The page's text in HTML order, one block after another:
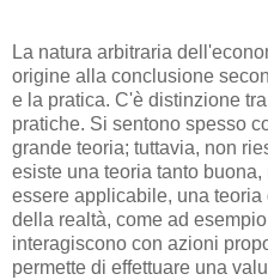
La natura arbitraria
origine alla conclusione
e la pratica. C'è distinzione
pratiche. Si sentono spesso
grande teoria; tuttavia, non
esiste una teoria tanto
essere applicabile, una
della realtà, come ad
interagiscono con azioni
permette di effettuare una